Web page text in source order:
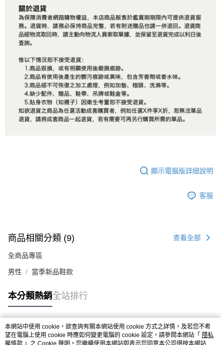
顯示電腦版詳細說明
客服
商品相關分類 (9) 查看全部
全商品專區
男性 當季新品鞋款
本分類熱銷全站排行
熱門標籤
本網站中使用 cookie，欲查詢有關本網站使用 cookie 方式之詳情，及若您不希
望在電腦上使用 cookie 時應如何變更電腦的 cookie 設定，請參閱本網站「 隱私
權條款 」之 Cookie 聲明。您繼續使用本網站即表示您同意本公司得按本網站使